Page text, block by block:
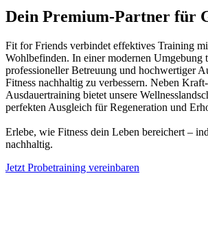
Dein Premium-Partner für
Fit for Friends verbindet effektives Training
Wohlbefinden. In einer modernen Umgebung
professioneller Betreuung und hochwertiger
Fitness nachhaltig zu verbessern. Neben
Ausdauertraining bietet unsere
perfekten Ausgleich für Regeneration und
Erlebe, wie Fitness dein Leben bereichert –
nachhaltig.
Jetzt Probetraining vereinbaren